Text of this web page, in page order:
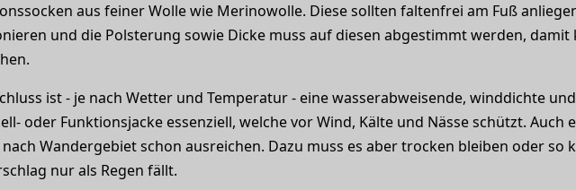
aus feiner Wolle wie Merinowolle. Diese sollten faltenfrei am Fuß
und die Polsterung sowie Dicke muss auf diesen abgestimmt werden, damit
ist - je nach Wetter und Temperatur - eine wasserabweisende, winddichte
oder Funktionsjacke essenziell, welche vor Wind, Kälte und Nässe schützt. Auch
Wandergebiet schon ausreichen. Dazu muss es aber trocken bleiben oder so
nur als Regen fällt.